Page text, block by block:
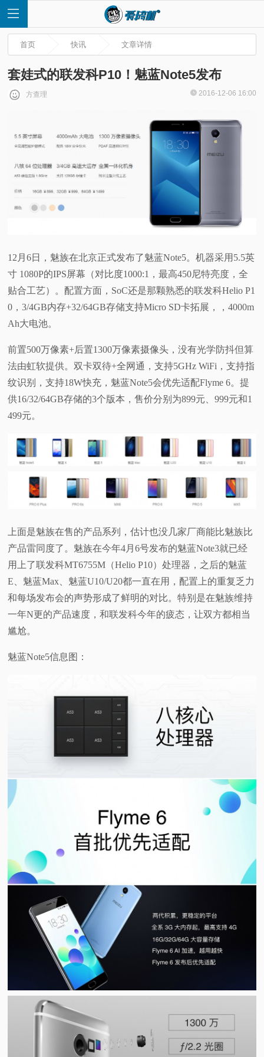
页
快
讯
测
频
普
体
专
首页 快讯 文章详情
套娃式的联发科P10！魅蓝Note5发布
方查理 2016-12-06 16:00
12月6日，魅族在北京正式发布了魅蓝Note5。机器采用5.5英
寸 1080P的IPS屏幕（对比度1000:1，最高450尼特亮度，全
贴合工艺）。配置方面，SoC还是那颗熟悉的联发科Helio P1
0，3/4GB内存+32/64GB存储支持Micro SD卡拓展，
，4000m
Ah大电池。
前置500万像素+后置1300万像素摄像头，没有光学防抖但算
法由虹软提供。双卡双待+全网通，支持5GHz WiFi，支持指
纹识别，支持18W快充，魅蓝Note5会优先适配Flyme 6。提
供16/32/64GB存储的3个版本，售价分别为899元、999元和1
499元。
上面是魅族在售的产品系列，估计也没几家厂商能比魅族比
产品雷同度了。魅族在今年4月6号发布的魅蓝Note3就已经
用上了联发科MT6755M（Helio P10）处理器，之后的魅蓝
E、魅蓝Max、魅蓝U10/U20都一直在用，配置上的重复乏力
和每场发布会的声势形成了鲜明的对比。特别是在魅族维持
一年N更的产品速度，和联发科今年的疲态，让双方都相当
尴尬。
魅蓝Note5信息图：